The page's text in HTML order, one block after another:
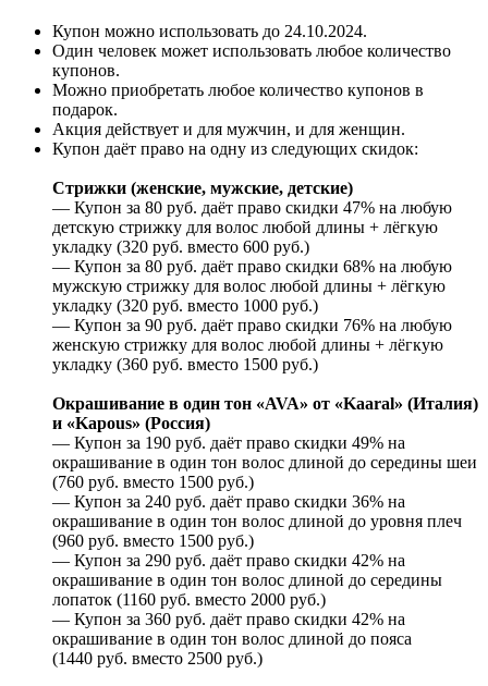
Купон можно использовать до 24.10.2024.
Один человек может использовать любое количество
купонов.
Можно приобретать любое количество купонов в
подарок.
Акция действует и для мужчин, и для женщин.
Купон даёт право на одну из следующих скидок:
Стрижки (женские, мужские, детские)
— Купон за 80 руб. даёт право скидки 47% на любую
детскую стрижку для волос любой длины + лёгкую
укладку (320 руб. вместо 600 руб.)
— Купон за 80 руб. даёт право скидки 68% на любую
мужскую стрижку для волос любой длины + лёгкую
укладку (320 руб. вместо 1000 руб.)
— Купон за 90 руб. даёт право скидки 76% на любую
женскую стрижку для волос любой длины + лёгкую
укладку (360 руб. вместо 1500 руб.)
Окрашивание в один тон «AVA» от «Kaaral» (Италия)
и «Kapous» (Россия)
— Купон за 190 руб. даёт право скидки 49% на
окрашивание в один тон волос длиной до середины шеи
(760 руб. вместо 1500 руб.)
— Купон за 240 руб. даёт право скидки 36% на
окрашивание в один тон волос длиной до уровня плеч
(960 руб. вместо 1500 руб.)
— Купон за 290 руб. даёт право скидки 42% на
окрашивание в один тон волос длиной до середины
лопаток (1160 руб. вместо 2000 руб.)
— Купон за 360 руб. даёт право скидки 42% на
окрашивание в один тон волос длиной до пояса
(1440 руб. вместо 2500 руб.)